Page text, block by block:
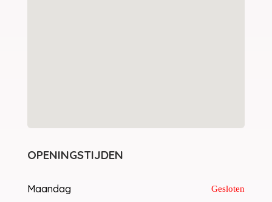
OPENINGSTIJDEN
Maandag Gesloten